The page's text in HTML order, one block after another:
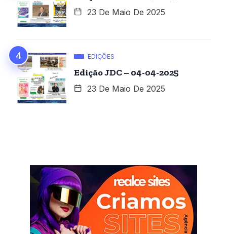
23 De Maio De 2025
EDIÇÕES
Edição JDC – 04-04-2025
23 De Maio De 2025